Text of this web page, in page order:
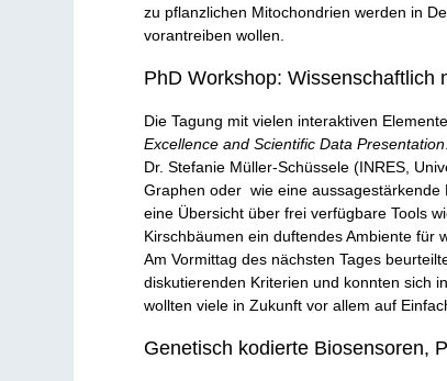
zu pflanzlichen Mitochondrien werden in
vorantreiben wollen.
PhD Workshop: Wissenschaftlich
Die Tagung mit vielen interaktiven
Excellence and Scientific Data Presentation
Dr. Stefanie Müller-Schüssele (INRES,
Graphen oder wie eine aussagestärkende
eine Übersicht über frei verfügbare Tools
Kirschbäumen ein duftendes Ambiente für
Am Vormittag des nächsten Tages
diskutierenden Kriterien und konnten sich
wollten viele in Zukunft vor allem auf
Genetisch kodierte Biosensoren,